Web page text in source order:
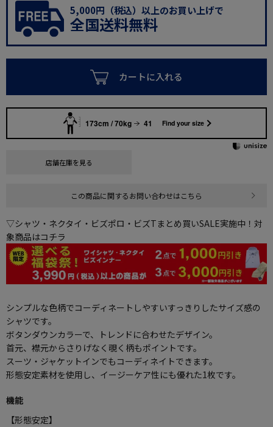
5,000円（税込）以上のお買い上げで
全国送料無料
カートに入れる
173cm / 70kg 41 Find your size
店舗在庫を見る
この商品に関するお問い合わせはこちら
▽シャツ・ネクタイ・ビズポロ・ビズTまとめ買いSALE実施中！対
象商品はコチラ
シンプルな色柄でコーディネートしやすいすっきりしたサイズ感の
シャツです。
ボタンダウンカラーで、トレンドに合わせたデザイン。
首元、襟元からさりげなく覗く柄もポイントです。
スーツ・ジャケットインでもコーディネイトできます。
形態安定素材を使用し、イージーケア性にも優れた1枚です。
機能
【形態安定】